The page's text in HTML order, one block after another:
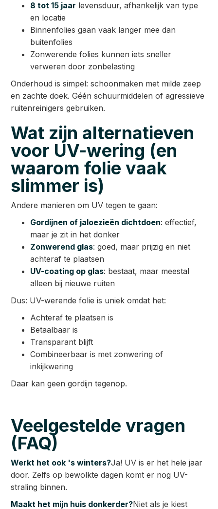
8 tot 15 jaar levensduur, afhankelijk van type
en locatie
Binnenfolies gaan vaak langer mee dan
buitenfolies
Zonwerende folies kunnen iets sneller
verweren door zonbelasting
Onderhoud is simpel: schoonmaken met milde zeep
en zachte doek. Géén schuurmiddelen of agressieve
ruitenreinigers gebruiken.
Wat zijn alternatieven
voor UV-wering (en
waarom folie vaak
slimmer is)
Andere manieren om UV tegen te gaan:
Gordijnen of jaloezieën dichtdoen: effectief,
maar je zit in het donker
Zonwerend glas: goed, maar prijzig en niet
achteraf te plaatsen
UV-coating op glas: bestaat, maar meestal
alleen bij nieuwe ruiten
Dus: UV-werende folie is uniek omdat het:
Achteraf te plaatsen is
Betaalbaar is
Transparant blijft
Combineerbaar is met zonwering of
inkijkwering
Daar kan geen gordijn tegenop.
Veelgestelde vragen
(FAQ)
Werkt het ook 's winters?Ja! UV is er het hele jaar
door. Zelfs op bewolkte dagen komt er nog UV-
straling binnen.
Maakt het mijn huis donkerder?Niet als je kiest